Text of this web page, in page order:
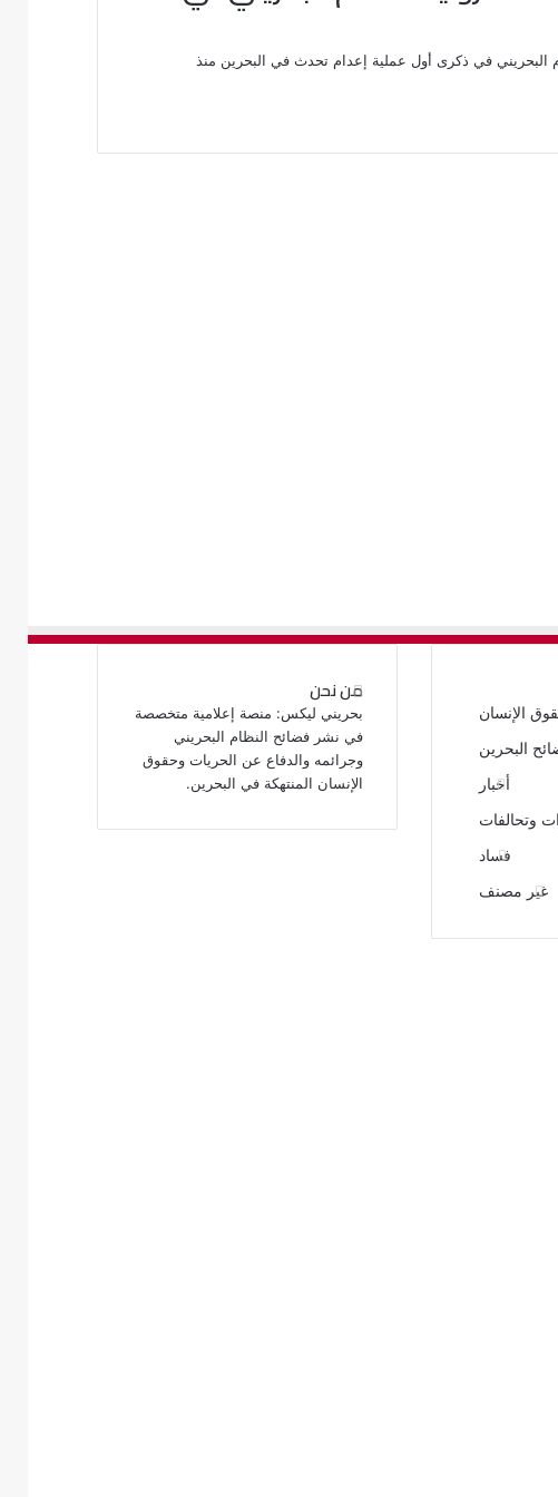
في ذكرى أول عملية إعدام تحدث في البحرين منذ
من نحن
بحريني ليكس: منصة إعلامية متخصصة
في نشر فضائح النظام البحريني
وجرائمه والدفاع عن الحريات وحقوق
الإنسان المنتهكة في البحرين.
الإنسان
البحرين
أخبار
وتحالفات
فساد
غير مصنف